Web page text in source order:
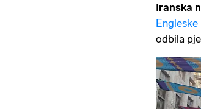
Iranska
Engleske
odbila